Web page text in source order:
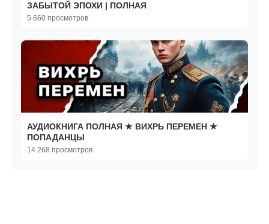
ЗАБЫТОЙ ЭПОХИ | ПОЛНАЯ
5 660 просмотров
АУДИОКНИГА ПОЛНАЯ ★ ВИХРЬ ПЕРЕМЕН ★
ПОПАДАНЦЫ
14 268 просмотров